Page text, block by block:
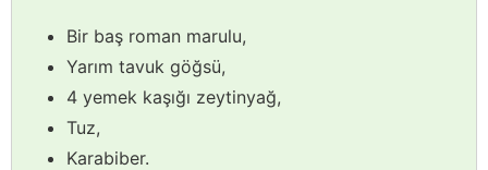
Bir baş roman marulu,
Yarım tavuk göğsü,
4 yemek kaşığı zeytinyağ,
Tuz,
Karabiber.